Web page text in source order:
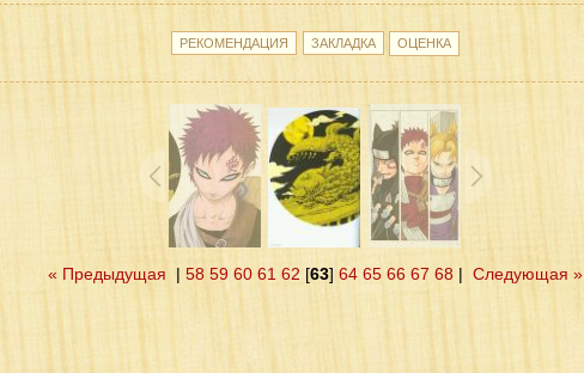
« Предыдущая 58 59 60 61 62 [63] 64 65 66 67 68 Следующая »